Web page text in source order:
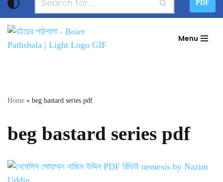
to
content
PDF
Menu
Home » beg bastard series pdf
beg bastard series pdf